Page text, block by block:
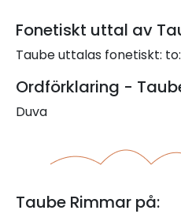
Fonetiskt uttal av
Taube uttalas fonetiskt:
Ordförklaring -
Duva
Taube Rimmar på: